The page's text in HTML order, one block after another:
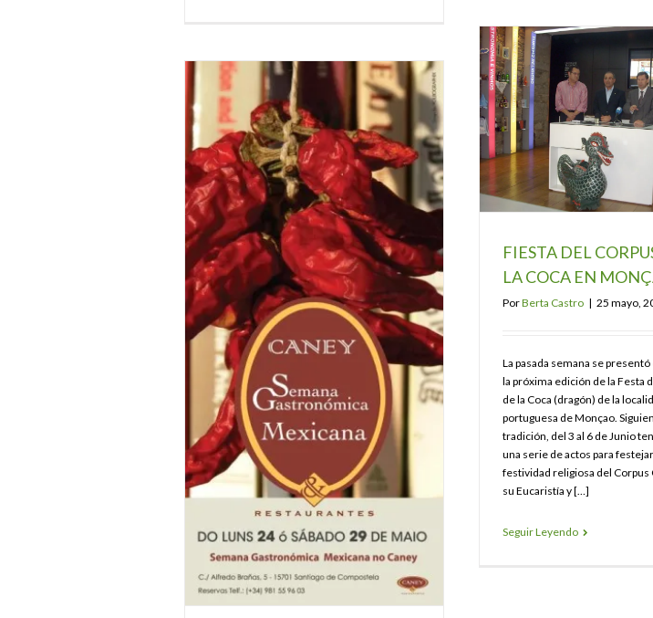
FIESTA DEL
LA COCA EN
PorBerta Castro | 25 mayo,
La pasada semana se presentó
la próxima edición de la Festa
de la Coca (dragón) de la
portuguesa de Monçao.
tradición, del 3 al 6 de Junio
una serie de actos para
festividad religiosa del Corpus
su Eucaristía y […]
Seguir Leyendo